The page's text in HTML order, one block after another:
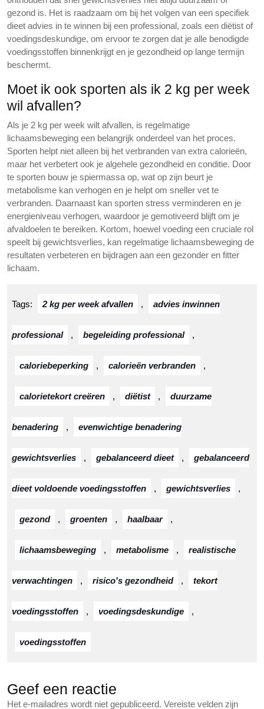
gezond is. Het is raadzaam om bij het volgen van een specifiek
dieet advies in te winnen bij een professional, zoals een diëtist of
voedingsdeskundige, om ervoor te zorgen dat je alle benodigde
voedingsstoffen binnenkrijgt en je gezondheid op lange termijn
beschermt.
Moet ik ook sporten als ik 2 kg per week
wil afvallen?
Als je 2 kg per week wilt afvallen, is regelmatige
lichaamsbeweging een belangrijk onderdeel van het proces.
Sporten helpt niet alleen bij het verbranden van extra calorieën,
maar het verbetert ook je algehele gezondheid en conditie. Door
te sporten bouw je spiermassa op, wat op zijn beurt je
metabolisme kan verhogen en je helpt om sneller vet te
verbranden. Daarnaast kan sporten stress verminderen en je
energieniveau verhogen, waardoor je gemotiveerd blijft om je
afvaldoelen te bereiken. Kortom, hoewel voeding een cruciale rol
speelt bij gewichtsverlies, kan regelmatige lichaamsbeweging de
resultaten verbeteren en bijdragen aan een gezonder en fitter
lichaam.
Tags: 2 kg per week afvallen , advies inwinnen
professional , begeleiding professional ,
caloriebeperking , calorieën verbranden ,
calorietekort creëren , diëtist , duurzame
benadering , evenwichtige benadering
gewichtsverlies , gebalanceerd dieet , gebalanceerd
dieet voldoende voedingsstoffen , gewichtsverlies ,
gezond , groenten , haalbaar ,
lichaamsbeweging , metabolisme , realistische
verwachtingen , risico's gezondheid , tekort
voedingsstoffen , voedingsdeskundige ,
voedingsstoffen
Geef een reactie
Het e-mailadres wordt niet gepubliceerd. Vereiste velden zijn